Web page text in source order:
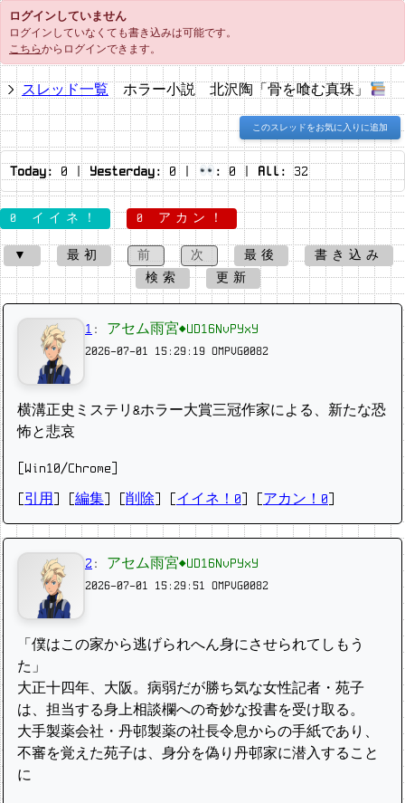
ログインしていません
ログインしていなくても書き込みは可能です。
こちらからログインできます。
スレッド一覧 ホラー小説 北沢陶「骨を喰む真珠」
このスレッドをお気に入りに追加
Today: 0 | Yesterday:0 | : 0 | All: 32
0 イイネ！ 0 アカン！
▼ 最初 前 次 最後
書き込み
検索
更新
1 : アセム雨宮◆UD16NvPYxY
2026-07-01 15:29:19 OMPVG0082
横溝正史ミステリ&ホラー大賞三冠作家による、新たな恐
怖と悲哀
[Win10/Chrome]
引用 編集 削除 イイネ！0 アカン！0
2 : アセム雨宮◆UD16NvPYxY
2026-07-01 15:29:51 OMPVG0082
「僕はこの家から逃げられへん身にさせられてしもう
た」
大正十四年、大阪。病弱だが勝ち気な女性記者・苑子
は、担当する身上相談欄への奇妙な投書を受け取る。
大手製薬会社・丹邨製薬の社長令息からの手紙であり、
不審を覚えた苑子は、身分を偽り丹邨家に潜入すること
に